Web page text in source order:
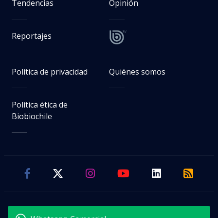
Tendencias Opinión
Reportajes
Política de privacidad Quiénes somos
Política ética de
Biobiochile